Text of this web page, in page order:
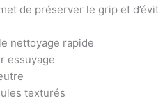
de préserver le grip et
nettoyage rapide
essuyage
texturés